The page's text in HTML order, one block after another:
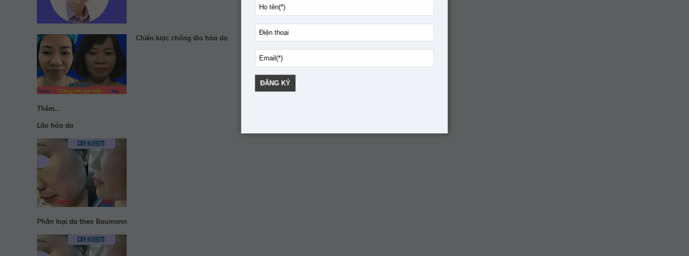
Chiến lược chống lão hóa da
Thêm...
Lão hóa da
Phân loại da theo Baumann